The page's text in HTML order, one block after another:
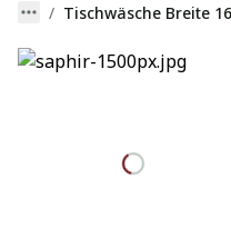
Tischwäsche Breite